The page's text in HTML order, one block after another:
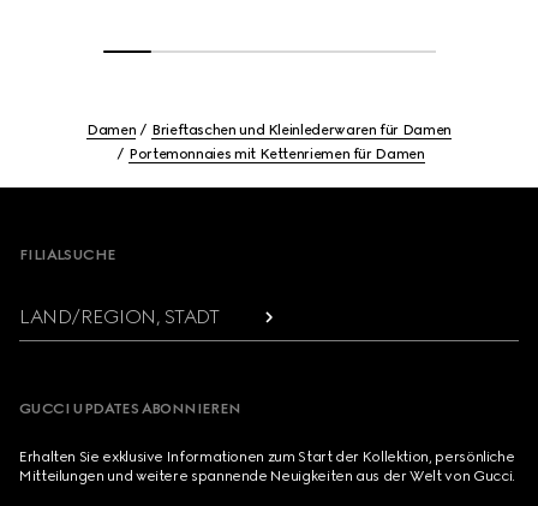
Damen
Brieftaschen und Kleinlederwaren für Damen
Portemonnaies mit Kettenriemen für Damen
FILIALSUCHE
LAND/REGION, STADT
GUCCI UPDATES ABONNIEREN
Erhalten Sie exklusive Informationen zum Start der Kollektion, persönliche
Mitteilungen und weitere spannende Neuigkeiten aus der Welt von Gucci.